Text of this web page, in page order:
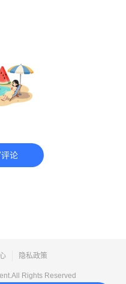
论
隐私政策
Rights Reserved